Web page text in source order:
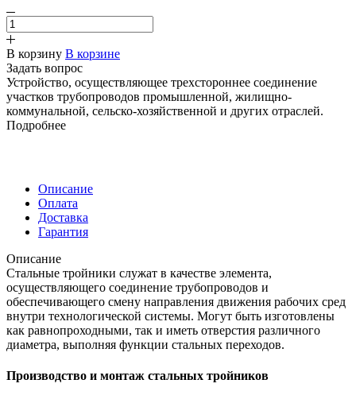
В корзину В корзине
Задать вопрос
Устройство, осуществляющее трехстороннее соединение
участков трубопроводов промышленной, жилищно-
коммунальной, сельско-хозяйственной и других отраслей.
Подробнее
Описание
Оплата
Доставка
Гарантия
Описание
Стальные тройники служат в качестве элемента,
осуществляющего соединение трубопроводов и
обеспечивающего смену направления движения рабочих сред
внутри технологической системы. Могут быть изготовлены
как равнопроходными, так и иметь отверстия различного
диаметра, выполняя функции стальных переходов.
Производство и монтаж стальных тройников